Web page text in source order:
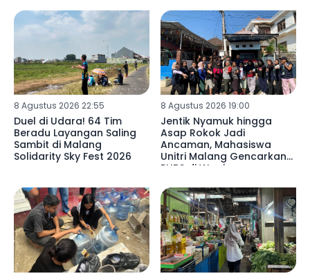
8 Agustus 2026 22:55
Duel di Udara! 64 Tim
Beradu Layangan Saling
Sambit di Malang
Solidarity Sky Fest 2026
8 Agustus 2026 19:00
Jentik Nyamuk hingga
Asap Rokok Jadi
Ancaman, Mahasiswa
Unitri Malang Gencarkan
PHBS di Wagir